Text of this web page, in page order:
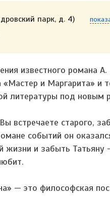
парк, д. 4)
известного романа
и Маргарита» и
литературы под новым
встречаете старого,
событий он
жизни и забыть
— это философская